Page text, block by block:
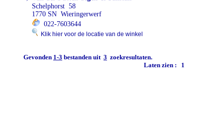
Schelphorst 58
1770 SN Wieringerwerf
022-7603644
Klik hier voor de locatie van de winkel
Gevonden 1-3 bestanden uit 3 zoekresultaten.
Laten zien :
1